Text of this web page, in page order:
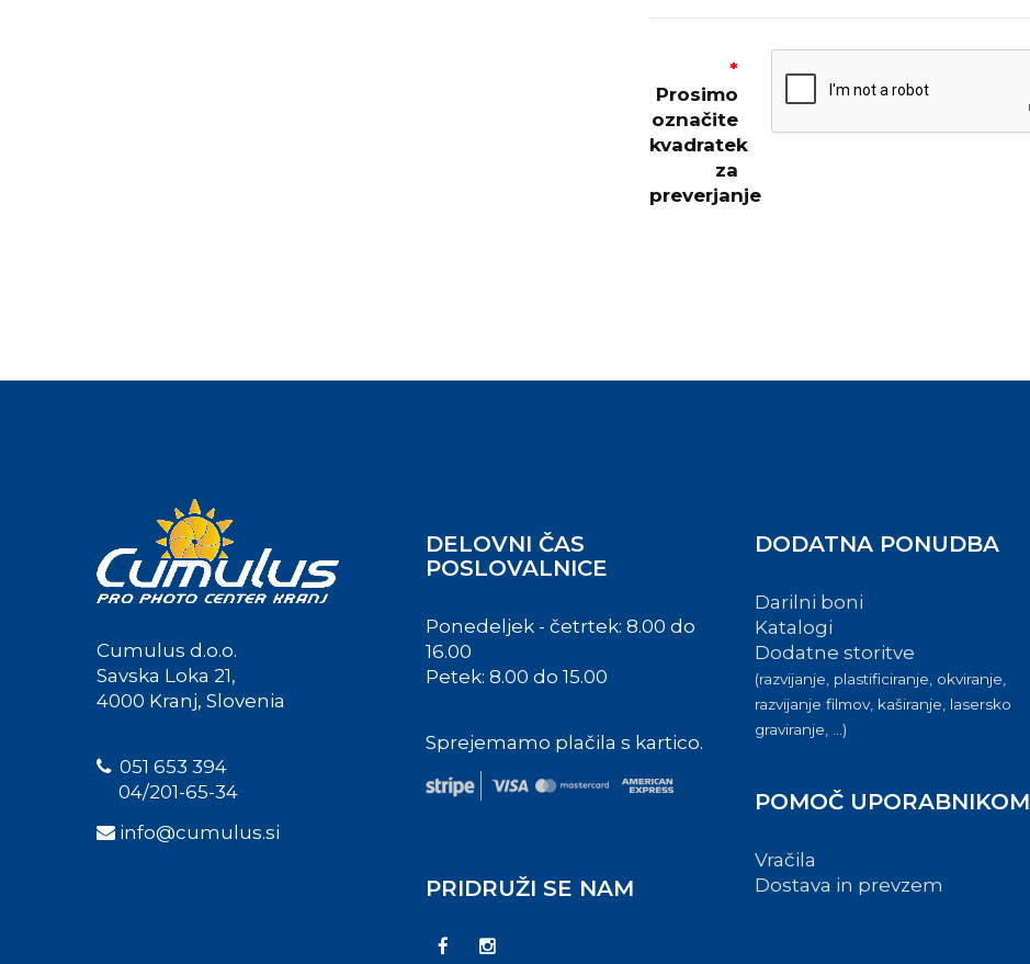
Prosimo
označite
kvadratek
za
preverjanje
Cumulus d.o.o.
Savska Loka 21,
4000 Kranj, Slovenia
051 653 394
04/201-65-34
info@cumulus.si
DELOVNI ČAS
POSLOVALNICE
Ponedeljek - četrtek: 8.00 do
16.00
Petek: 8.00 do 15.00
Sprejemamo plačila s kartico.
PRIDRUŽI SE NAM
DODATNA PONUDBA
Darilni boni
Katalogi
Dodatne storitve
(razvijanje, plastificiranje, okviranje,
razvijanje filmov, kaširanje, lasersko
graviranje, ...)
POMOČ UPORABNIKOM
Vračila
Dostava in prevzem